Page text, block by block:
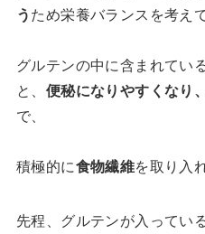
うため栄養バランスを考え
グルテンの中に含まれてい
と、 便秘になりやすくなり
で、
積極的に食物繊維を取り入
先程、グルテンが入ってい